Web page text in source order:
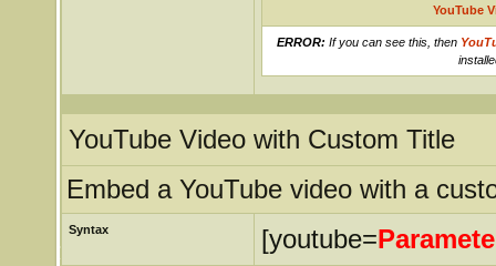
YouTube
ERROR: If you can see this, then
YouTube Video with Custom Title
Embed a YouTube video with a
Syntax [youtube=